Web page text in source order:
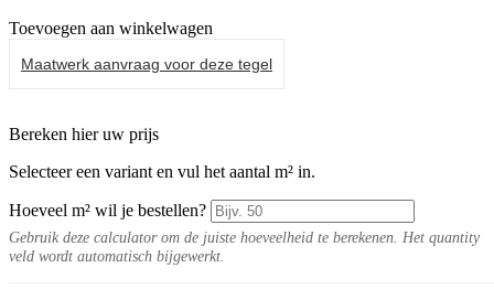
Toevoegen aan winkelwagen
Maatwerk aanvraag voor deze tegel
Bereken hier uw prijs
Selecteer een variant en vul het aantal m² in.
Hoeveel m² wil je bestellen?
Gebruik deze calculator om de juiste hoeveelheid te berekenen. Het quantity
veld wordt automatisch bijgewerkt.